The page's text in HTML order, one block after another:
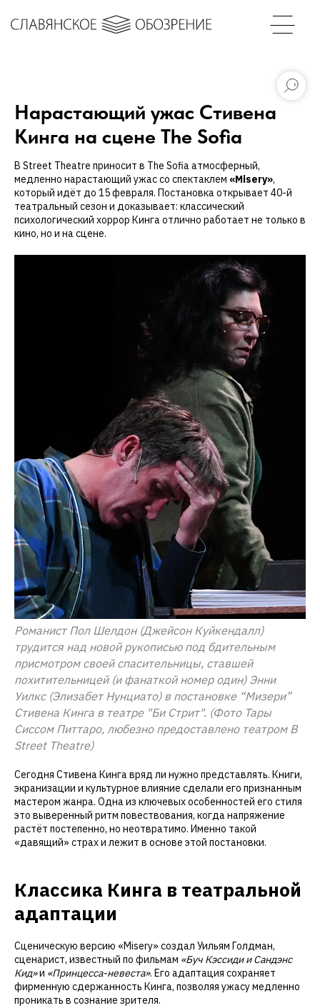
Нарастающий ужас Стивена
Кинга на сцене The Sofia
B Street Theatre приносит в The Sofia атмосферный,
медленно нарастающий ужас со спектаклем «Misery»,
который идёт до 15 февраля. Постановка открывает 40-й
театральный сезон и доказывает: классический
психологический хоррор Кинга отлично работает не только в
кино, но и на сцене.
Романист Пол Шелдон (Джейсон Куйкендалл)
трудится над новой рукописью под бдительным
присмотром своей спасительницы, ставшей
похитительницей (и фанаткой номер один) Энни
Уилкс (Элизабет Нунциато) в постановке “Мизери”
Стивена Кинга в театре "Би Стрит". (Фото Тары
Сиссом Питтаро, любезно предоставлено театром B
Street Theatre)
Сегодня Стивена Кинга вряд ли нужно представлять. Книги,
экранизации и культурное влияние сделали его признанным
мастером жанра. Одна из ключевых особенностей его стиля
это выверенный ритм повествования, когда напряжение
растёт постепенно, но неотвратимо. Именно такой
«давящий» страх и лежит в основе этой постановки.
Классика Кинга в театральной
адаптации
Сценическую версию «Misery» создал Уильям Голдман,
сценарист, известный по фильмам «Буч Кэссиди и Сандэнс
Кид»и «Принцесса-невеста». Его адаптация сохраняет
фирменную сдержанность Кинга, позволяя ужасу медленно
проникать в сознание зрителя.